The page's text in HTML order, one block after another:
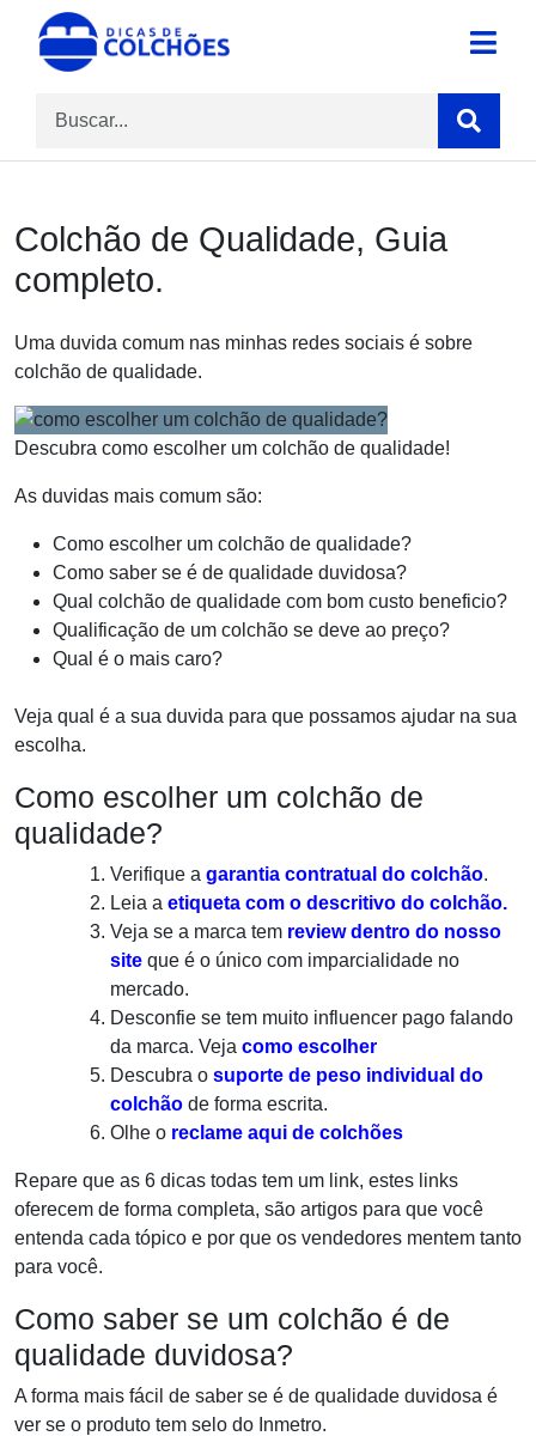
content
Dicas de Colchões
Site para Dicas de Colchões e reviews
Colchão de Qualidade, Guia
completo.
Uma duvida comum nas minhas redes sociais é sobre
colchão de qualidade.
Descubra como escolher um colchão de qualidade!
As duvidas mais comum são:
Como escolher um colchão de qualidade?
Como saber se é de qualidade duvidosa?
Qual colchão de qualidade com bom custo beneficio?
Qualificação de um colchão se deve ao preço?
Qual é o mais caro?
Veja qual é a sua duvida para que possamos ajudar na sua
escolha.
Como escolher um colchão de
qualidade?
Verifique a garantia contratual do colchão.
Leia a etiqueta com o descritivo do colchão.
Veja se a marca tem review dentro do nosso
site que é o único com imparcialidade no
mercado.
Desconfie se tem muito influencer pago falando
da marca. Veja como escolher
Descubra o suporte de peso individual do
colchão de forma escrita.
Olhe o reclame aqui de colchões
Repare que as 6 dicas todas tem um link, estes links
oferecem de forma completa, são artigos para que você
entenda cada tópico e por que os vendedores mentem tanto
para você.
Como saber se um colchão é de
qualidade duvidosa?
A forma mais fácil de saber se é de qualidade duvidosa é
ver se o produto tem selo do Inmetro.